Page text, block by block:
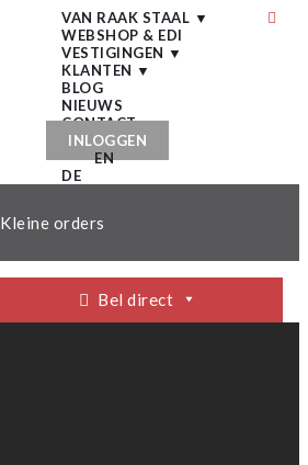
VAN RAAK STAAL ▼
WEBSHOP & EDI
VESTIGINGEN ▼
KLANTEN ▼
BLOG
NIEUWS
CONTACT
INLOGGEN
EN
DE
Kleine orders
Bel direct